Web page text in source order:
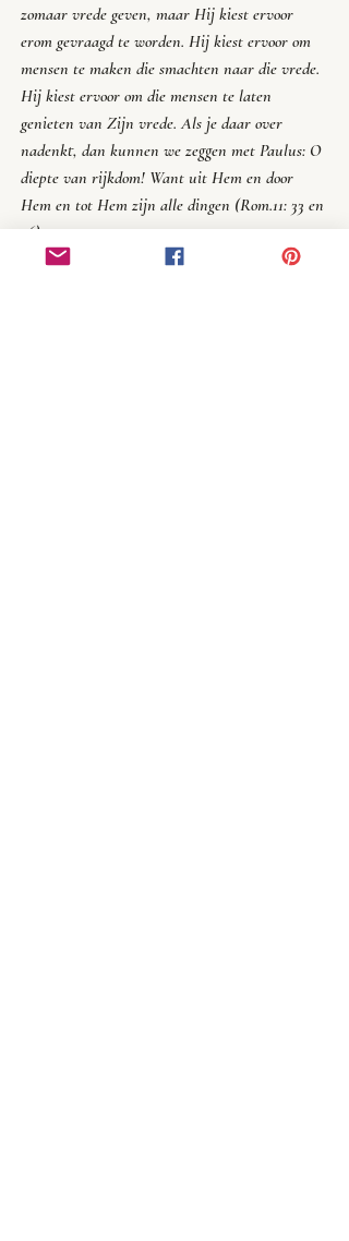
zomaar vrede geven, maar Hij kiest ervoor
erom gevraagd te worden. Hij kiest ervoor om
mensen te maken die smachten naar die vrede.
Hij kiest ervoor om die mensen te laten
genieten van Zijn vrede. Als je daar over
nadenkt, dan kunnen we zeggen met Paulus: O
diepte van rijkdom! Want uit Hem en door
Hem en tot Hem zijn alle dingen (Rom.11: 33 en
36).